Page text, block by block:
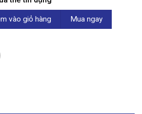
55 Inch 55Y68 số lượng
vào giỏ hàng Mua ngay